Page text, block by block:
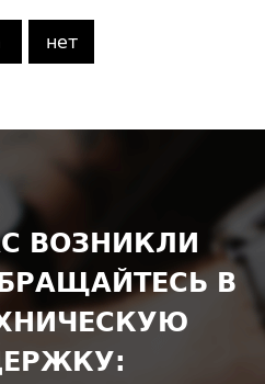
нет
ВОЗНИКЛИ
В